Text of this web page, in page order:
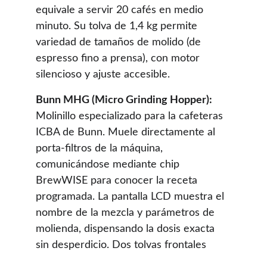
equivale a servir 20 cafés en medio
minuto. Su tolva de 1,4 kg permite
variedad de tamaños de molido (de
espresso fino a prensa), con motor
silencioso y ajuste accesible.
Bunn MHG (Micro Grinding Hopper):
Molinillo especializado para la cafeteras
ICBA de Bunn. Muele directamente al
porta-filtros de la máquina,
comunicándose mediante chip
BrewWISE para conocer la receta
programada. La pantalla LCD muestra el
nombre de la mezcla y parámetros de
molienda, dispensando la dosis exacta
sin desperdicio. Dos tolvas frontales